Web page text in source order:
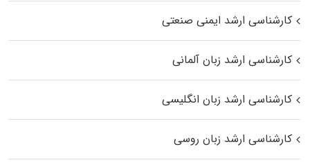
کارشناسی ارشد ایمنی صنعتی
کارشناسی ارشد زبان آلمانی
کارشناسی ارشد زبان انگلیسی
کارشناسی ارشد زبان روسی